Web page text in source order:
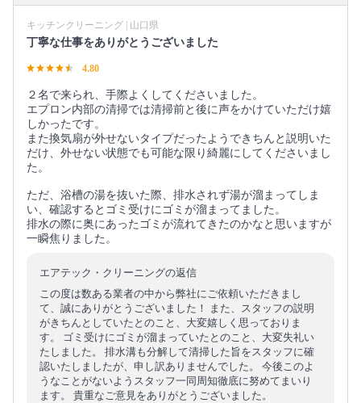
キッチンクリーニング | 山口県
丁寧な仕事をありがとうございました
4.80
２名で来られ、手際よくしてくださいました。
エプロン内部の清掃では清掃前と後に声をかけていただけ嬉
しかったです。
また換気扇が外せないタイプだったようできちんと説明いた
だけ、外せない状態でも可能な限り綺麗にしてくださいまし
た。
ただ、浴槽の湯を抜いた際、排水されず湯が溜まってしま
い、確認するとゴミ受けにゴミが溜まってました。
排水の際に奥にあったゴミが流れてきたのかなと思いますが
一瞬焦りました。
エアテック・クリーニングの返信
この度は数ある業者の中から弊社にご依頼いただきまし
て、誠にありがとうございました！ また、スタッフの説明
がきちんとしていたとのこと、大変嬉しく思っておりま
す。 ゴミ受けにゴミが溜まっていたとのこと、大変失礼い
たしました。 排水溝も分解して清掃した旨をスタッフに確
認いたしましたが、申し訳ありませんでした。 今後このよ
うなことがないようスタッフ一同周知徹底に努めてまいり
ます。 貴重なご意見をありがとうございました。